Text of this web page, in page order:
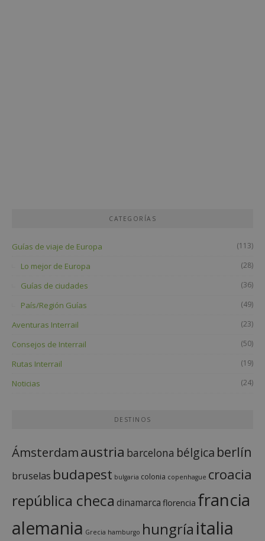
CATEGORÍAS
Guías de viaje de Europa (113)
Lo mejor de Europa (28)
Guías de ciudades (36)
País/Región Guías (49)
Aventuras Interrail (23)
Consejos de Interrail (50)
Rutas Interrail (19)
Noticias (24)
DESTINOS
Ámsterdamaustria barcelona bélgica berlín
bruselas budapest bulgaria colonia copenhague croacia
república checa dinamarca florencia francia
alemania Grecia hamburgo hungría italia